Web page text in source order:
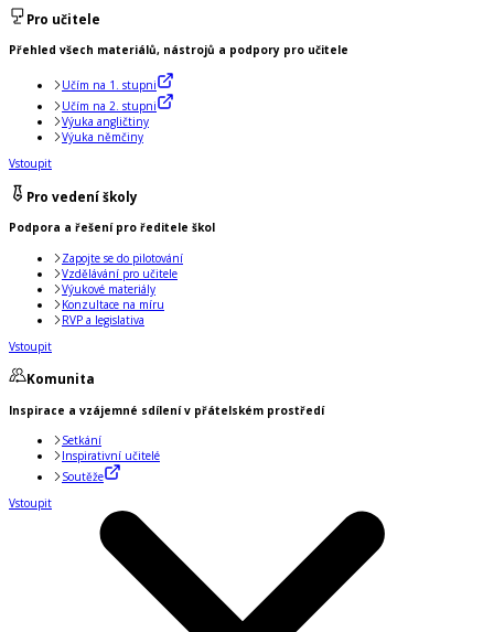
Pro učitele
Přehled všech materiálů, nástrojů a podpory pro učitele
Učím na 1. stupni
Učím na 2. stupni
Výuka angličtiny
Výuka němčiny
Vstoupit
Pro vedení školy
Podpora a řešení pro ředitele škol
Zapojte se do pilotování
Vzdělávání pro učitele
Výukové materiály
Konzultace na míru
RVP a legislativa
Vstoupit
Komunita
Inspirace a vzájemné sdílení v přátelském prostředí
Setkání
Inspirativní učitelé
Soutěže
Vstoupit